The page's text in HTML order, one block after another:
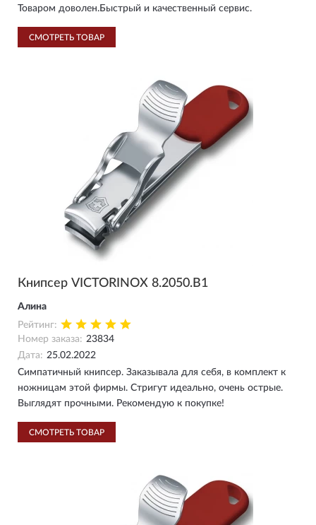
Товаром доволен.Быстрый и качественный сервис.
СМОТРЕТЬ ТОВАР
Книпсер VICTORINOX 8.2050.B1
Алина
Рейтинг:
Номер заказа: 23834
Дата: 25.02.2022
Симпатичный книпсер. Заказывала для себя, в комплект к
ножницам этой фирмы. Стригут идеально, очень острые.
Выглядят прочными. Рекомендую к покупке!
СМОТРЕТЬ ТОВАР